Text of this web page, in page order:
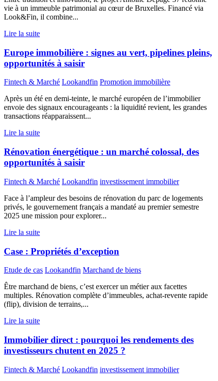
vie à un immeuble patrimonial au cœur de Bruxelles. Financé via
Look&Fin, il combine...
Lire la suite
Europe immobilière : signes au vert, pipelines pleins,
opportunités à saisir
Fintech & Marché Lookandfin Promotion immobilière
Après un été en demi-teinte, le marché européen de l’immobilier
envoie des signaux encourageants : la liquidité revient, les grandes
transactions réapparaissent...
Lire la suite
Rénovation énergétique : un marché colossal, des
opportunités à saisir
Fintech & Marché Lookandfin investissement immobilier
Face à l’ampleur des besoins de rénovation du parc de logements
privés, le gouvernement français a mandaté au premier semestre
2025 une mission pour explorer...
Lire la suite
Case : Propriétés d’exception
Etude de cas Lookandfin Marchand de biens
Être marchand de biens, c’est exercer un métier aux facettes
multiples. Rénovation complète d’immeubles, achat-revente rapide
(flip), division de terrains,...
Lire la suite
Immobilier direct : pourquoi les rendements des
investisseurs chutent en 2025 ?
Fintech & Marché Lookandfin investissement immobilier